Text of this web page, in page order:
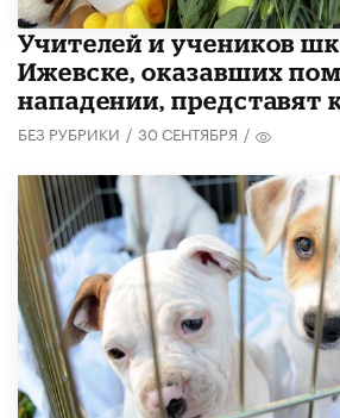
​Учителей и учеников
Ижевске, оказавших
нападении, представят
БЕЗ РУБРИКИ / 30 СЕНТЯБРЯ /